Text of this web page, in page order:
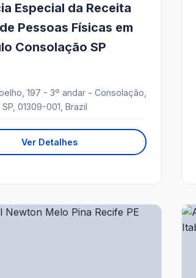
Especial da Receita
Pessoas Físicas em
Consolação SP
197 - 3º andar - Consolação,
01309-001, Brazil
Ver Detalhes